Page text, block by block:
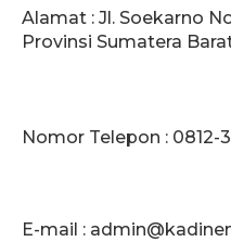
Alamat : Jl. Soekarno
Provinsi Sumatera
Nomor Telepon : 0812-
E-mail :